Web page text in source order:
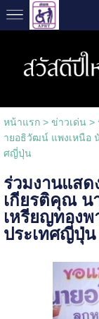
หน้าแรก> ข่าวเด่น >
ายอธิวัฒน์ แพงเหนือ
ศญี่ปุ่น
ร่วมงานแส
เกียรติคุณ น
เหรียญทองพ
ประเทศญี่ปุ่น